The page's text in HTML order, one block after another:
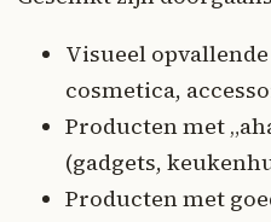
Visueel
cosmetica,
Producten met
(gadgets,
Producten met